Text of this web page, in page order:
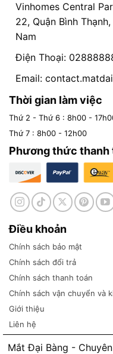
Vinhomes Central
22, Quận Bình
Nam
Điện Thoại:
Email:
Thời gian làm việc
Thứ 2 - Thứ 6 : 8h00 -
Thứ 7 : 8h00 - 12h00
Phương thức thanh
Điều khoản
Chính sách bảo mật
Chính sách đổi trả
Chính sách thanh toán
Chính sách vận chuyển và
Giới thiệu
Liên hệ
Mắt Đại Bàng -